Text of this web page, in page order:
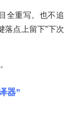
全重写。也不追
落点上留下”下次
器”